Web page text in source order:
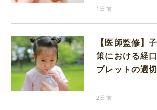
1日前
【医師監修】
策における経
ブレットの適
2日前